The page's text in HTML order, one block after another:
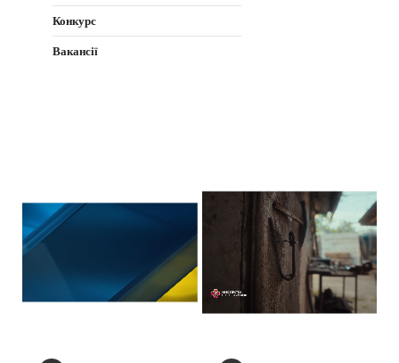
Конкурс
Вакансії